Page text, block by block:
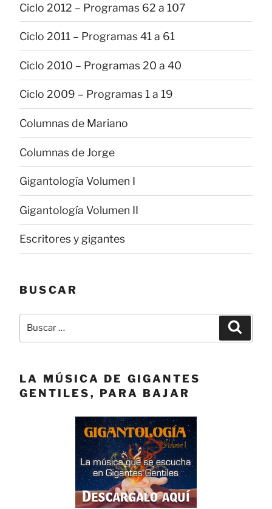
Ciclo 2012 – Programas 62 a 107
Ciclo 2011 – Programas 41 a 61
Ciclo 2010 – Programas 20 a 40
Ciclo 2009 – Programas 1 a 19
Columnas de Mariano
Columnas de Jorge
Gigantología Volumen I
Gigantología Volumen II
Escritores y gigantes
BUSCAR
Buscar
LA MÚSICA DE GIGANTES
GENTILES, PARA BAJAR